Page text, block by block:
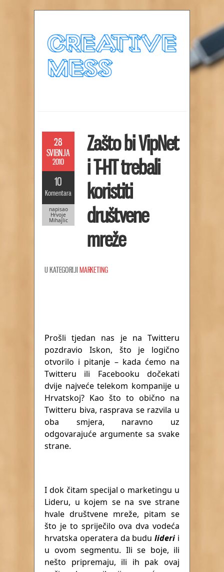
28
SVIBNJA
2010
10
Komentara
napisao
Hrvoje
Mihajlic
Zašto bi VipNet
i T-HT trebali
koristiti
društvene
mreže
U KATEGORIJIMARKETING
Prošli tjedan nas je na Twitteru
pozdravio Iskon, što je logično
otvorilo i pitanje – kada ćemo na
Twitteru ili Facebooku dočekati
dvije najveće telekom kompanije u
Hrvatskoj? Kao što to obično na
Twitteru biva, rasprava se razvila u
oba smjera, naravno uz
odgovarajuće argumente sa svake
strane.
I dok čitam specijal o marketingu u
Lideru, u kojem se na sve strane
hvale društvene mreže, pitam se
što je to spriječilo ova dva vodeća
hrvatska operatera da budulideri i
u ovom segmentu. Ili se boje, ili
nešto pripremaju, ili ih pak ovaj